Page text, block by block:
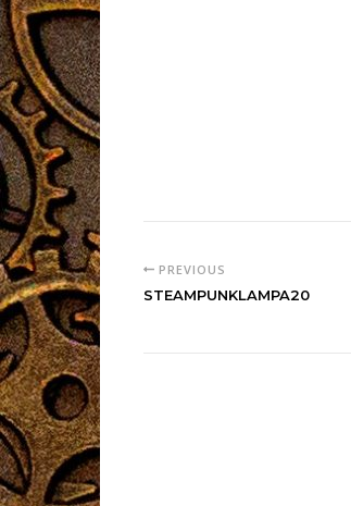
PREVIOUS
STEAMPUNKLAMPA20